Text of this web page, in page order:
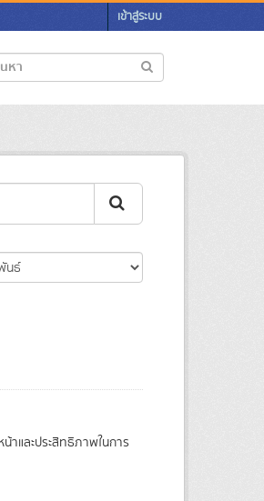
เข้าสู่ระบบ
และประสิทธิภาพในการ